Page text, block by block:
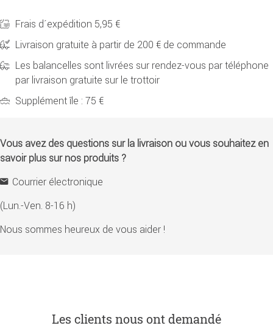
Frais d´expédition 5,95 €
Livraison gratuite à partir de 200 € de commande
Les balancelles sont livrées sur rendez-vous par téléphone
par livraison gratuite sur le trottoir
Supplément île : 75 €
Vous avez des questions sur la livraison ou vous souhaitez en
savoir plus sur nos produits ?
Courrier électronique
(Lun.-Ven. 8-16 h)
Nous sommes heureux de vous aider !
Les clients nous ont demandé